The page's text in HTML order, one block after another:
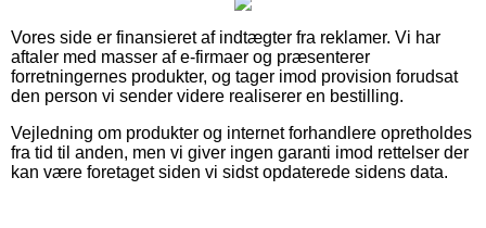
Vores side er finansieret af indtægter fra reklamer. Vi har
aftaler med masser af e-firmaer og præsenterer
forretningernes produkter, og tager imod provision forudsat
den person vi sender videre realiserer en bestilling.
Vejledning om produkter og internet forhandlere opretholdes
fra tid til anden, men vi giver ingen garanti imod rettelser der
kan være foretaget siden vi sidst opdaterede sidens data.